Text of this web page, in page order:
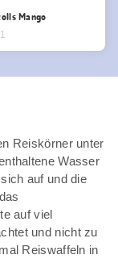
Mango
Reiskörner unter
Wasser
auf und die
auf viel
und nicht zu
Reiswaffeln in